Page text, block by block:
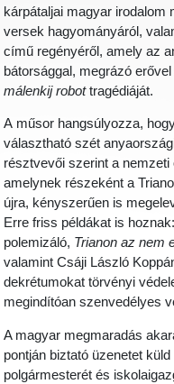
kárpátaljai magyar irodalom
versek hagyományáról,
című regényéről, amely az
bátorsággal, megrázó
málenkij robottragédiáját.
A műsor hangsúlyozza,
választható szét
résztvevői szerint a
amelynek részeként a
újra, kényszerűen is
Erre friss példákat is
polemizáló, Trianon az nem
valamint Csáji László
dekrétumokat törvényi
megindítóan szenvedélyes
A magyar megmaradás
pontján biztató üzenetet
polgármesterét és